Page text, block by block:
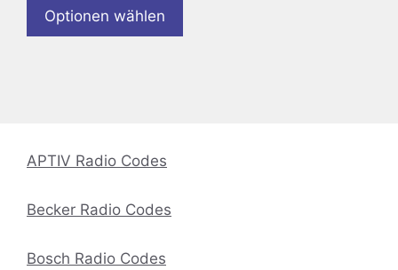
Optionen wählen
APTIV Radio Codes
Becker Radio Codes
Bosch Radio Codes